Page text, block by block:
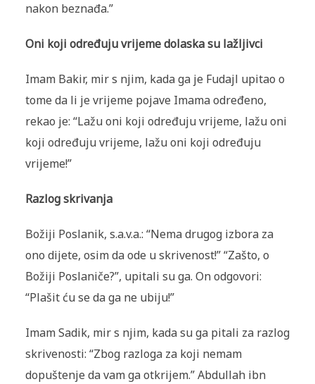
nakon beznađa.”
Oni koji određuju vrijeme dolaska su lažljivci
Imam Bakir, mir s njim, kada ga je Fudajl upitao o
tome da li je vrijeme pojave Imama određeno,
rekao je: “Lažu oni koji određuju vrijeme, lažu oni
koji određuju vrijeme, lažu oni koji određuju
vrijeme!”
Razlog skrivanja
Božiji Poslanik, s.a.v.a.: “Nema drugog izbora za
ono dijete, osim da ode u skrivenost!” “Zašto, o
Božiji Poslaniče?”, upitali su ga. On odgovori:
“Plašit ću se da ga ne ubiju!”
Imam Sadik, mir s njim, kada su ga pitali za razlog
skrivenosti: “Zbog razloga za koji nemam
dopuštenje da vam ga otkrijem.” Abdullah ibn